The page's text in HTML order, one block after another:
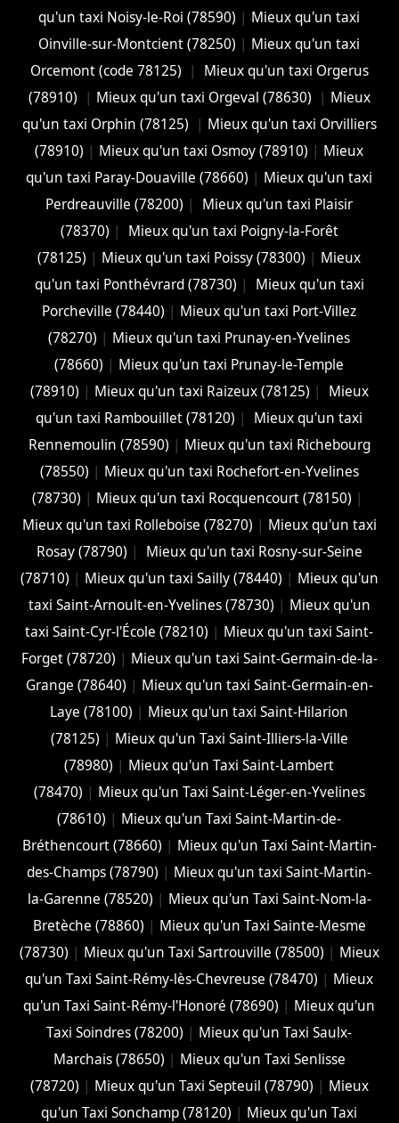
qu'un taxi Noisy-le-Roi (78590) | Mieux qu'un taxi
Oinville-sur-Montcient (78250) | Mieux qu'un taxi
Orcemont (code 78125)
|
Mieux qu'un taxi Orgerus
(78910)
| Mieux qu'un taxi Orgeval (78630) | Mieux
qu'un taxi Orphin (78125)
| Mieux qu'un taxi Orvilliers
(78910) | Mieux qu'un taxi Osmoy (78910) | Mieux
qu'un taxi Paray-Douaville (78660) | Mieux qu'un taxi
Perdreauville (78200) |
Mieux qu'un taxi Plaisir
(78370) |
Mieux qu'un taxi Poigny-la-Forêt
(78125) | Mieux qu'un taxi Poissy (78300) | Mieux
qu'un taxi Ponthévrard (78730) |
Mieux qu'un taxi
Porcheville (78440) | Mieux qu'un taxi Port-Villez
(78270) | Mieux qu'un taxi Prunay-en-Yvelines
(78660) | Mieux qu'un taxi Prunay-le-Temple
(78910) | Mieux qu'un taxi Raizeux (78125) |
Mieux
qu'un taxi Rambouillet (78120) |
Mieux qu'un taxi
Rennemoulin (78590) | Mieux qu'un taxi Richebourg
(78550) | Mieux qu'un taxi Rochefort-en-Yvelines
(78730) | Mieux qu'un taxi Rocquencourt (78150) |
Mieux qu'un taxi Rolleboise (78270) | Mieux qu'un taxi
Rosay (78790) |
Mieux qu'un taxi Rosny-sur-Seine
(78710) | Mieux qu'un taxi Sailly (78440) | Mieux qu'un
taxi Saint-Arnoult-en-Yvelines (78730) | Mieux qu'un
taxi Saint-Cyr-l'École (78210) | Mieux qu'un taxi Saint-
Forget (78720) | Mieux qu'un taxi Saint-Germain-de-la-
Grange (78640) | Mieux qu'un taxi Saint-Germain-en-
Laye (78100) | Mieux qu'un taxi Saint-Hilarion
(78125) | Mieux qu'un Taxi Saint-Illiers-la-Ville
(78980) | Mieux qu'un Taxi Saint-Lambert
(78470) | Mieux qu'un Taxi Saint-Léger-en-Yvelines
(78610) | Mieux qu'un Taxi Saint-Martin-de-
Bréthencourt (78660) | Mieux qu'un Taxi Saint-Martin-
des-Champs (78790) | Mieux qu'un taxi Saint-Martin-
la-Garenne (78520) | Mieux qu'un Taxi Saint-Nom-la-
Bretèche (78860) | Mieux qu'un Taxi Sainte-Mesme
(78730) | Mieux qu'un Taxi Sartrouville (78500) | Mieux
qu'un Taxi Saint-Rémy-lès-Chevreuse (78470) | Mieux
qu'un Taxi Saint-Rémy-l'Honoré (78690) | Mieux qu'un
Taxi Soindres (78200) | Mieux qu'un Taxi Saulx-
Marchais (78650) | Mieux qu'un Taxi Senlisse
(78720) | Mieux qu'un Taxi Septeuil (78790) | Mieux
qu'un Taxi Sonchamp (78120) | Mieux qu'un Taxi